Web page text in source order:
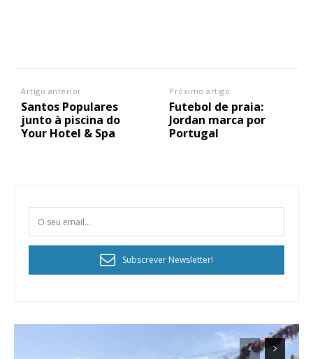
Planos de Assinatura
Artigo anterior
Santos Populares
junto à piscina do
Your Hotel & Spa
Próximo artigo
Futebol de praia:
Jordan marca por
Portugal
Subscrever Newsletter!